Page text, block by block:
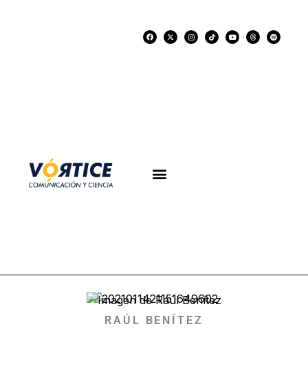
RAÚL BENÍTEZ